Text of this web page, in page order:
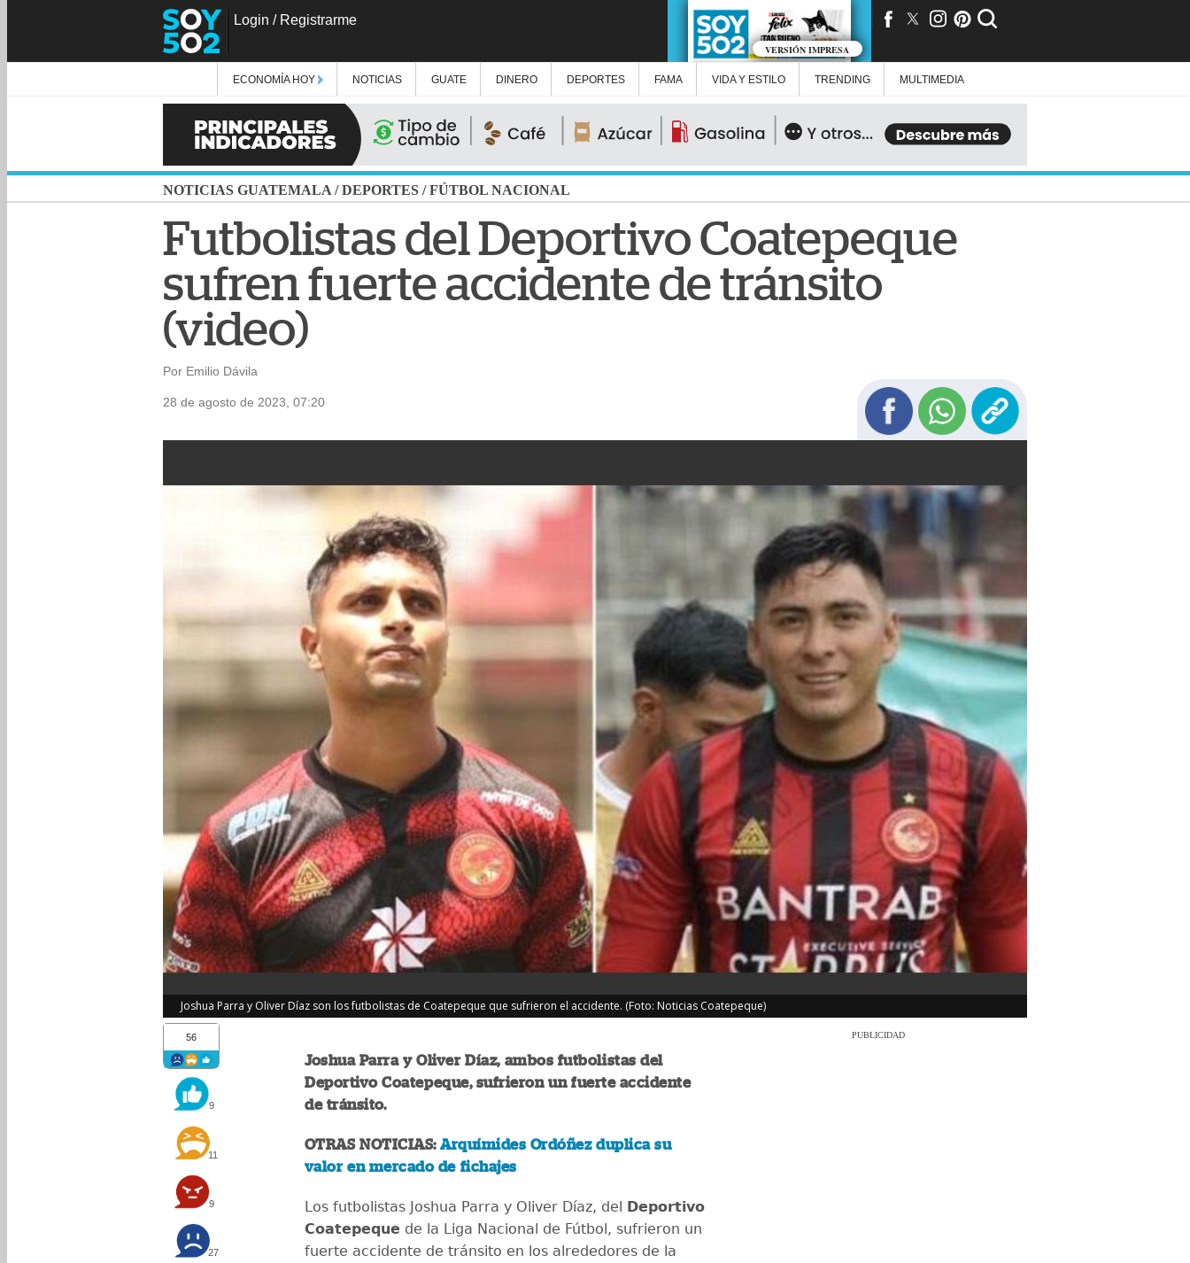
Login / Registrarme
VERSIÓN IMPRESA
ECONOMÍA HOY NOTICIAS GUATE DINERO DEPORTES FAMA VIDA Y ESTILO TRENDING MULTIMEDIA
NOTICIAS GUATEMALA /DEPORTES /FÚTBOL NACIONAL
Futbolistas del Deportivo Coatepeque
sufren fuerte accidente de tránsito
(video)
Por Emilio Dávila
28 de agosto de 2023, 07:20
Joshua Parra y Oliver Díaz son los futbolistas de Coatepeque que sufrieron el accidente. (Foto: Noticias Coatepeque)
56
9
11
9
27
Joshua Parra y Oliver Díaz, ambos futbolistas del
Deportivo Coatepeque, sufrieron un fuerte accidente
de tránsito.
OTRAS NOTICIAS:Arquímides Ordóñez duplica su
valor en mercado de fichajes
Los futbolistas Joshua Parra y Oliver Díaz, del Deportivo
Coatepeque de la Liga Nacional de Fútbol, sufrieron un
fuerte accidente de tránsito en los alrededores de la
PUBLICIDAD